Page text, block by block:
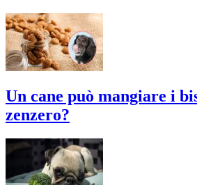
Un cane può mangiare i
zenzero?